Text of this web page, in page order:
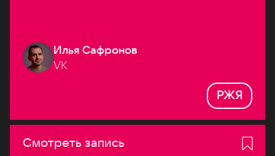
Илья Сафронов
VK
РЖЯ
Смотреть запись